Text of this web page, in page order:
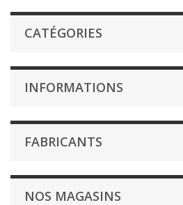
CATÉGORIES
INFORMATIONS
FABRICANTS
NOS MAGASINS